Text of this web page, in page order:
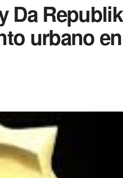
Da Republik
urbano en